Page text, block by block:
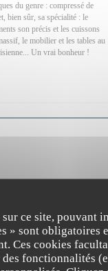
ce site, pouvant
» sont obligatoires
Ces cookies
fonctionnalités
du genre : compressé de
bien sûr, sa spécialité : le
son précis et les cuissons
le mobilier et les tables au
Un vrai bonheur !
fantasques que pittoresques,
parisiens de la fin du 19e siècle.
créé en 1980 et connu
habite depuis plus de 20